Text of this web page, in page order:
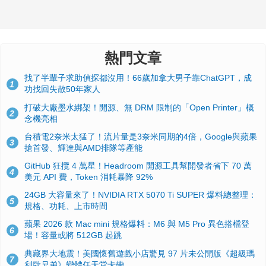
熱門文章
1
找了半輩子求助偵探都沒用！66歲加拿大男子靠ChatGPT，成
功找回失散50年家人
2
打破大廠墨水綁架！開源、無 DRM 限制的「Open Printer」概
念機亮相
3
台積電2奈米太猛了！流片量是3奈米同期的4倍，Google與蘋果
搶首發、輝達與AMD排隊等產能
4
GitHub 狂攬 4 萬星！Headroom 開源工具幫開發者省下 70 萬
美元 API 費，Token 消耗暴降 92%
5
24GB 大容量來了！NVIDIA RTX 5070 Ti SUPER 爆料總整理：
規格、功耗、上市時間
6
蘋果 2026 款 Mac mini 規格爆料：M6 與 M5 Pro 異色搭檔登
場！容量或將 512GB 起跳
7
典藏界大地震！美國懷舊遊戲小店驚見 97 片未公開版《超級瑪